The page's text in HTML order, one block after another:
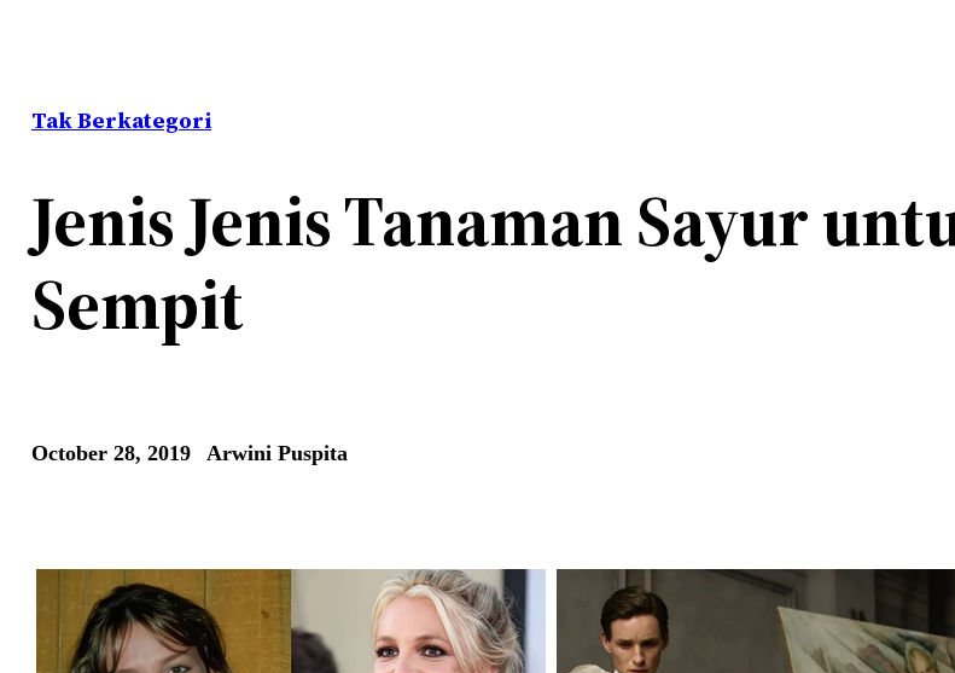
Tak Berkategori
Jenis Jenis Tanaman Sayur
Sempit
October 28, 2019 Arwini Puspita